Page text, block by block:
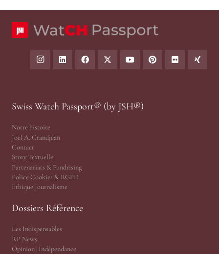
Swiss Watch Passport® (by JSH®)
Notre histoire
Joël A. Grandjean
Contact
Story Textuelle
Partenariats & Fundrising
Police Cookies & RGPD
Ethique Journalisme
Dossiers Référence
Les Indispensables
RP News
Opinion | Indépendance